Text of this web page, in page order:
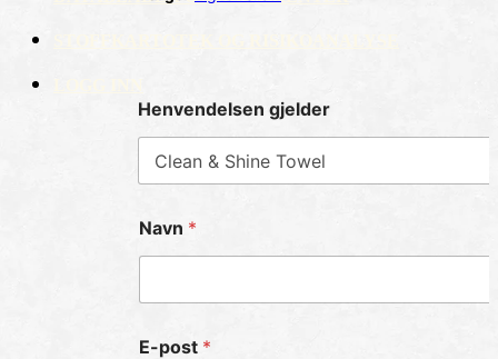
Henvendelsen gjelder
Navn *
E-post *